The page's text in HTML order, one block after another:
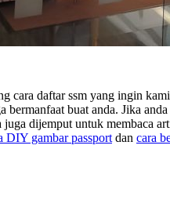
cara daftar ssm yang ingin
bermanfaat buat anda. Jika
juga dijemput untuk membaca
DIY gambar passport dan cara